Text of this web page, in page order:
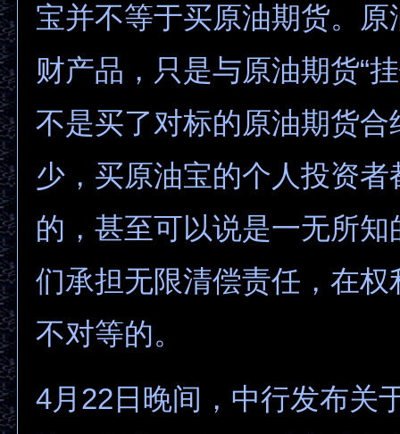
宝并不等于买原油期货。原
财产品，只是与原油期货“
不是买了对标的原油期货合
少，买原油宝的个人投资者
的，甚至可以说是一无所知
们承担无限清偿责任，在权
不对等的。
4月22日晚间，中行发布关